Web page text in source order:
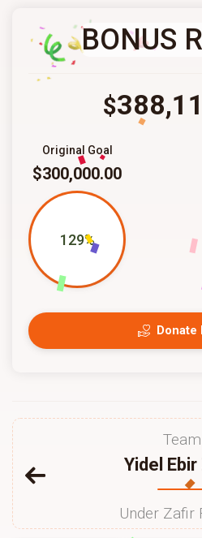
BONUS
$
Original Goal
$300,000.00
129%
Donate
Team
Yidel
Under Zafir